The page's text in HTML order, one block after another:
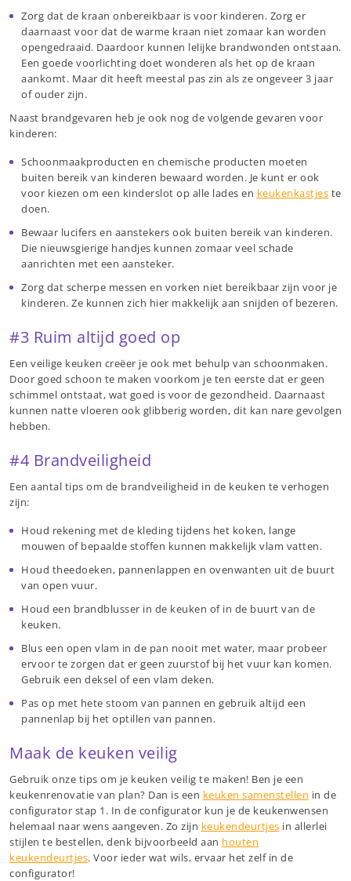
Zorg dat de kraan onbereikbaar is voor kinderen. Zorg er
daarnaast voor dat de warme kraan niet zomaar kan worden
opengedraaid. Daardoor kunnen lelijke brandwonden ontstaan.
Een goede voorlichting doet wonderen als het op de kraan
aankomt. Maar dit heeft meestal pas zin als ze ongeveer 3 jaar
of ouder zijn.
Naast brandgevaren heb je ook nog de volgende gevaren voor
kinderen:
Schoonmaakproducten en chemische producten moeten
buiten bereik van kinderen bewaard worden. Je kunt er ook
voor kiezen om een kinderslot op alle lades en keukenkastjes te
doen.
Bewaar lucifers en aanstekers ook buiten bereik van kinderen.
Die nieuwsgierige handjes kunnen zomaar veel schade
aanrichten met een aansteker.
Zorg dat scherpe messen en vorken niet bereikbaar zijn voor je
kinderen. Ze kunnen zich hier makkelijk aan snijden of bezeren.
#3 Ruim altijd goed op
Een veilige keuken creëer je ook met behulp van schoonmaken.
Door goed schoon te maken voorkom je ten eerste dat er geen
schimmel ontstaat, wat goed is voor de gezondheid. Daarnaast
kunnen natte vloeren ook glibberig worden, dit kan nare gevolgen
hebben.
#4 Brandveiligheid
Een aantal tips om de brandveiligheid in de keuken te verhogen
zijn:
Houd rekening met de kleding tijdens het koken, lange
mouwen of bepaalde stoffen kunnen makkelijk vlam vatten.
Houd theedoeken, pannenlappen en ovenwanten uit de buurt
van open vuur.
Houd een brandblusser in de keuken of in de buurt van de
keuken.
Blus een open vlam in de pan nooit met water, maar probeer
ervoor te zorgen dat er geen zuurstof bij het vuur kan komen.
Gebruik een deksel of een vlam deken.
Pas op met hete stoom van pannen en gebruik altijd een
pannenlap bij het optillen van pannen.
Maak de keuken veilig
Gebruik onze tips om je keuken veilig te maken! Ben je een
keukenrenovatie van plan? Dan is een keuken samenstellen in de
configurator stap 1. In de configurator kun je de keukenwensen
helemaal naar wens aangeven. Zo zijn keukendeurtjes in allerlei
stijlen te bestellen, denk bijvoorbeeld aan houten
keukendeurtjes. Voor ieder wat wils, ervaar het zelf in de
configurator!